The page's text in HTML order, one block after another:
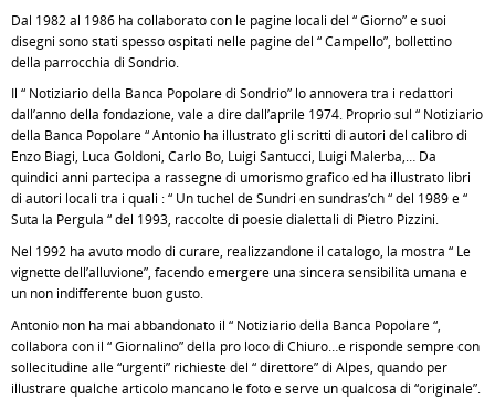
Dal 1982 al 1986 ha collaborato con le pagine locali del “ Giorno” e suoi
disegni sono stati spesso ospitati nelle pagine del “ Campello”, bollettino
della parrocchia di Sondrio.
Il “ Notiziario della Banca Popolare di Sondrio” lo annovera tra i redattori
dall’anno della fondazione, vale a dire dall’aprile 1974. Proprio sul “ Notiziario
della Banca Popolare “ Antonio ha illustrato gli scritti di autori del calibro di
Enzo Biagi, Luca Goldoni, Carlo Bo, Luigi Santucci, Luigi Malerba,… Da
quindici anni partecipa a rassegne di umorismo grafico ed ha illustrato libri
di autori locali tra i quali : “ Un tuchel de Sundri en sundras’ch “ del 1989 e “
Suta la Pergula “ del 1993, raccolte di poesie dialettali di Pietro Pizzini.
Nel 1992 ha avuto modo di curare, realizzandone il catalogo, la mostra “ Le
vignette dell’alluvione”, facendo emergere una sincera sensibilità umana e
un non indifferente buon gusto.
Antonio non ha mai abbandonato il “ Notiziario della Banca Popolare “,
collabora con il “ Giornalino” della pro loco di Chiuro…e risponde sempre con
sollecitudine alle “urgenti” richieste del “ direttore” di Alpes, quando per
illustrare qualche articolo mancano le foto e serve un qualcosa di “originale”.